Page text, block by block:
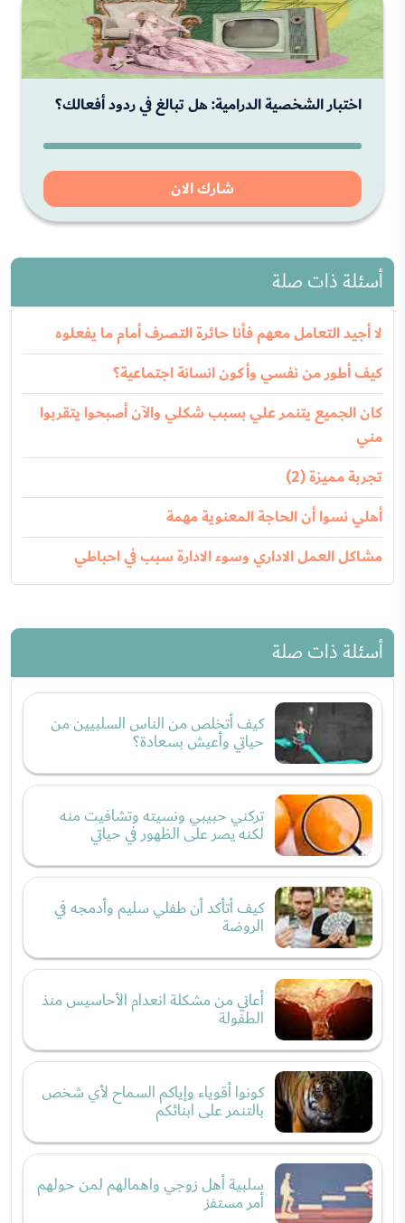
اختبار الشخصية الدرامية: هل تبالغ في ردود أفعالك؟
شارك الان
أسئلة ذات صلة
لا أجيد التعامل معهم فأنا حائرة التصرف أمام ما يفعلوه
كيف أطور من نفسي وأكون انسانة اجتماعية؟
كان الجميع يتنمر علي بسبب شكلي والآن أصبحوا يتقربوا
مني
تجربة مميزة (2)
أهلي نسوا أن الحاجة المعنوية مهمة
مشاكل العمل الاداري وسوء الادارة سبب في احباطي
أسئلة ذات صلة
كيف أتخلص من الناس السلبيين من
حياتي وأعيش بسعادة؟
تركني حبيبي ونسيته وتشافيت منه
لكنه يصر على الظهور في حياتي
كيف أتأكد أن طفلي سليم وأدمجه في
الروضة
أعاني من مشكلة انعدام الأحاسيس منذ
الطفولة
كونوا أقوياء وإياكم السماح لأي شخص
بالتنمر على ابنائكم
سلبية أهل زوجي واهمالهم لمن حولهم
أمر مستفز